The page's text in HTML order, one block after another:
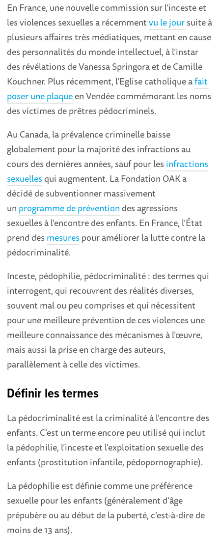
En France, une nouvelle commission sur l’inceste et
les violences sexuelles a récemmentvu le joursuite à
plusieurs affaires très médiatiques, mettant en cause
des personnalités du monde intellectuel, à l’instar
des révélations de Vanessa Springora et de Camille
Kouchner. Plus récemment, l’Eglise catholique afait
poser une plaqueen Vendée commémorant les noms
des victimes de prêtres pédocriminels.
Au Canada, la prévalence criminelle baisse
globalement pour la majorité des infractions au
cours des dernières années, sauf pour les infractions
sexuelles qui augmentent. La Fondation OAK a
décidé de subventionner massivement
un programme de prévention des agressions
sexuelles à l’encontre des enfants. En France, l’État
prend des mesures pour améliorer la lutte contre la
pédocriminalité.
Inceste, pédophilie, pédocriminalité : des termes qui
interrogent, qui recouvrent des réalités diverses,
souvent mal ou peu comprises et qui nécessitent
pour une meilleure prévention de ces violences une
meilleure connaissance des mécanismes à l’œuvre,
mais aussi la prise en charge des auteurs,
parallèlement à celle des victimes.
Définir les termes
La pédocriminalité est la criminalité à l’encontre des
enfants. C’est un terme encore peu utilisé qui inclut
la pédophilie, l’inceste et l’exploitation sexuelle des
enfants (prostitution infantile, pédopornographie).
La pédophilie est définie comme une préférence
sexuelle pour les enfants (généralement d’âge
prépubère ou au début de la puberté, c’est-à-dire de
moins de 13 ans).